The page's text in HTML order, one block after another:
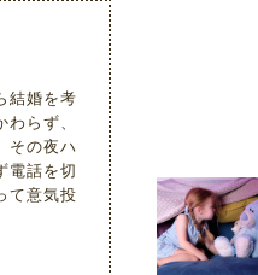
結婚を考
らず、
その夜ハ
電話を切
て意気投